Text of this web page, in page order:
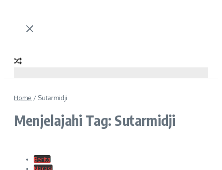
Home / Sutarmidji
Menjelajahi Tag: Sutarmidji
Berita
Narasi